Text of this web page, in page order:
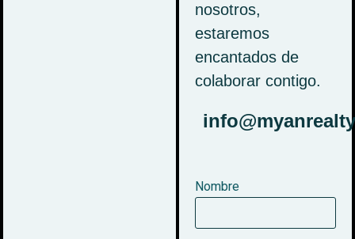
nosotros,
estaremos
encantados de
colaborar contigo.
Nombre